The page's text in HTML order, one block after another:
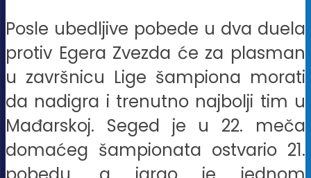
Posle ubedljive pobede u dva duela
protiv Egera Zvezda će za plasman
u završnicu Lige šampiona morati
da nadigra i trenutno najbolji tim u
Mađarskoj. Seged je u 22. meča
domaćeg šampionata ostvario 21.